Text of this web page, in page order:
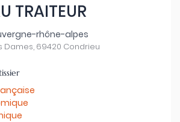
TRAITEUR
rhône-alpes
Dames, 69420 Condrieu